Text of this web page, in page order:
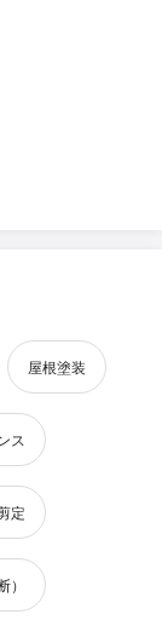
屋根塗装
ス
定